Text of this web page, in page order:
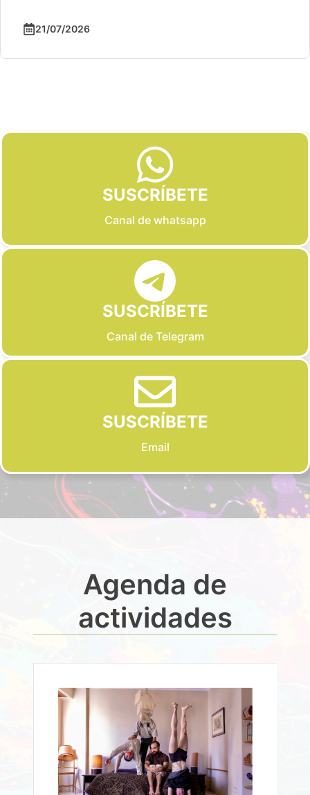
21/07/2026
SUSCRÍBETE
Canal de whatsapp
SUSCRÍBETE
Canal de Telegram
SUSCRÍBETE
Email
Agenda de
actividades